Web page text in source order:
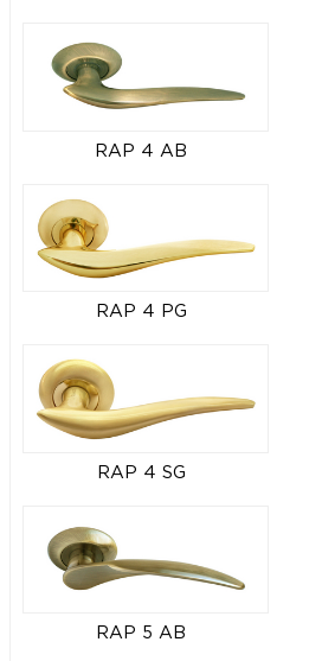
RAP 4 AB
RAP 4 PG
RAP 4 SG
RAP 5 AB